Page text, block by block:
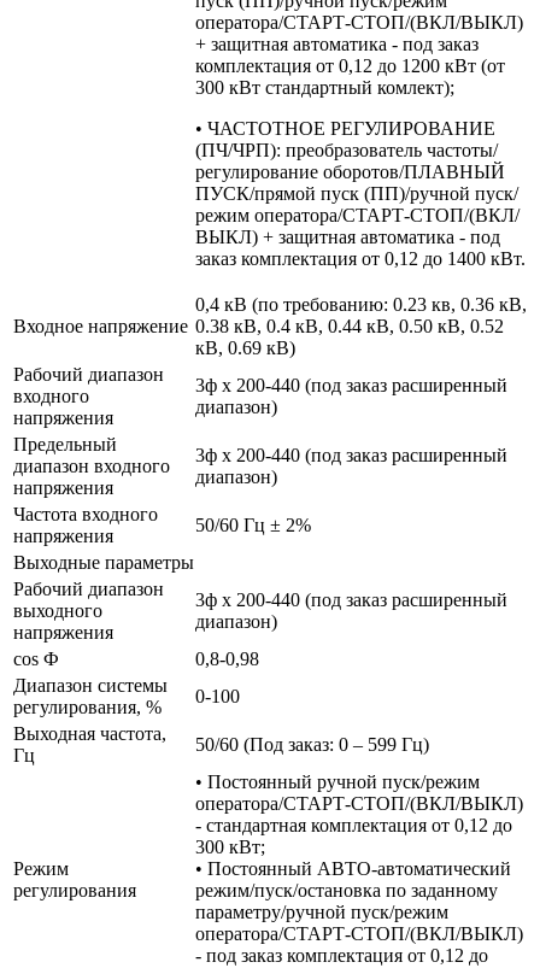
оператора/СТАРТ-СТОП/(ВКЛ/ВЫКЛ)
+ защитная автоматика - под заказ
комплектация от 0,12 до 1200 кВт (от
300 кВт стандартный комлект);
• ЧАСТОТНОЕ РЕГУЛИРОВАНИЕ
(ПЧ/ЧРП): преобразователь частоты/
регулирование оборотов/ПЛАВНЫЙ
ПУСК/прямой пуск (ПП)/ручной пуск/
режим оператора/СТАРТ-СТОП/(ВКЛ/
ВЫКЛ) + защитная автоматика - под
заказ комплектация от 0,12 до 1400 кВт.
Входное напряжение
0,4 кВ (по требованию: 0.23 кв, 0.36 кВ,
0.38 кВ, 0.4 кВ, 0.44 кВ, 0.50 кВ, 0.52
кВ, 0.69 кВ)
Рабочий диапазон
входного
напряжения
3ф х 200-440 (под заказ расширенный
диапазон)
Предельный
диапазон входного
напряжения
3ф х 200-440 (под заказ расширенный
диапазон)
Частота входного
напряжения
50/60 Гц ± 2%
Выходные параметры
Рабочий диапазон
выходного
напряжения
3ф х 200-440 (под заказ расширенный
диапазон)
cos Ф
0,8-0,98
Диапазон системы
регулирования, %
0-100
Выходная частота,
Гц
50/60 (Под заказ: 0 – 599 Гц)
Режим
регулирования
• Постоянный ручной пуск/режим
оператора/СТАРТ-СТОП/(ВКЛ/ВЫКЛ)
- стандартная комплектация от 0,12 до
300 кВт;
• Постоянный АВТО-автоматический
режим/пуск/остановка по заданному
параметру/ручной пуск/режим
оператора/СТАРТ-СТОП/(ВКЛ/ВЫКЛ)
- под заказ комплектация от 0,12 до